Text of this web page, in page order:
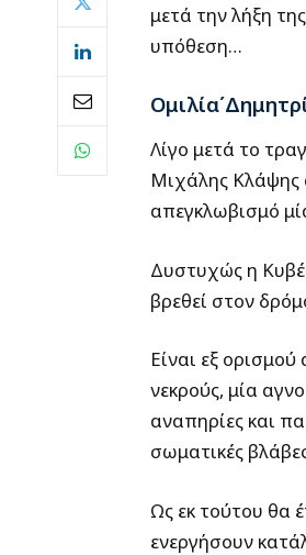
μετά την λήξη
υπόθεση…
Ομιλία΄
Λίγο μετά το
Μιχάλης Κλάψης
απεγκλωβισμό
Δυστυχώς η
βρεθεί στον
Είναι εξ
νεκρούς, μία
αναπηρίες και
σωματικές
Ως εκ τούτου θα
ενεργήσουν